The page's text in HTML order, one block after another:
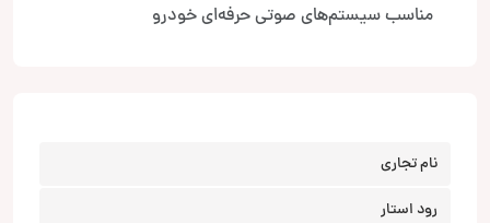
مناسب سیستم‌های صوتی حرفه‌ای خودرو
نام تجاری
رود استار